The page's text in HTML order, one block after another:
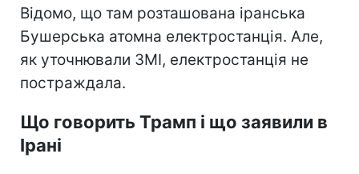
Відомо, що там розташована іранська
Бушерська атомна електростанція. Але,
як уточнювали ЗМІ, електростанція не
постраждала.
Що говорить Трамп і що заявили в
Ірані